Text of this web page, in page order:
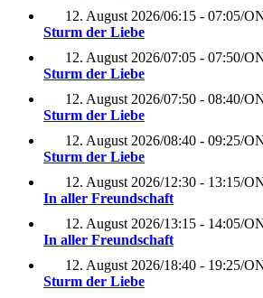
12. August 2026/06:15 - 07:05/
Sturm der Liebe
12. August 2026/07:05 - 07:50/
Sturm der Liebe
12. August 2026/07:50 - 08:40/
Sturm der Liebe
12. August 2026/08:40 - 09:25/
Sturm der Liebe
12. August 2026/12:30 - 13:15/
In aller Freundschaft
12. August 2026/13:15 - 14:05/
In aller Freundschaft
12. August 2026/18:40 - 19:25/
Sturm der Liebe